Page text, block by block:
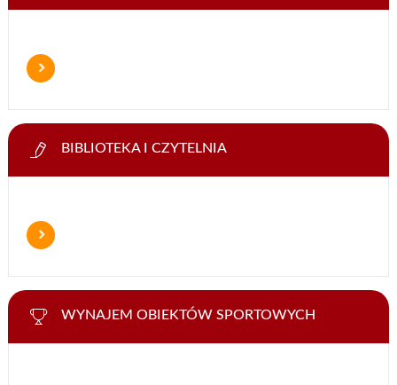
BIBLIOTEKA I CZYTELNIA
WYNAJEM OBIEKTÓW SPORTOWYCH